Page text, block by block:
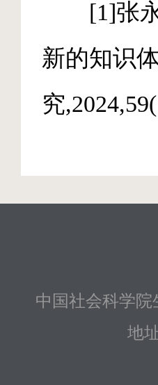
[1]张永
新的知识
究
中国社会科学院
地